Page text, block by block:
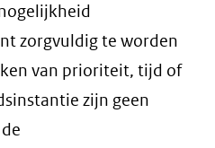
zorgvuldig te worden
van prioriteit, tijd of
zijn geen